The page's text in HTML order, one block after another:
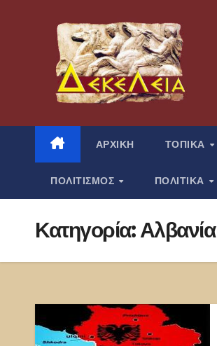
περιεχόμενο
ΑΡΧΙΚΗ ΤΟΠΙΚΑ
ΠΟΛΙΤΙΣΜΟΣ ΠΟΛΙΤΙΚΑ
Κατηγορία:Αλβανία